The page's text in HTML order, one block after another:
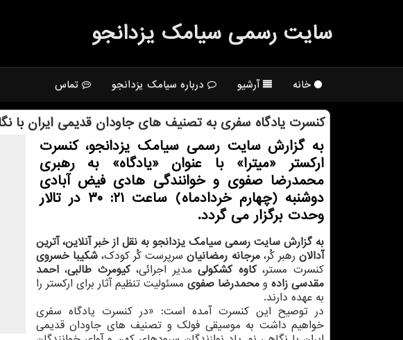
سایت رسمی سیامك یزدانجو
خانه آرشیو درباره سیامک یزدانجو تماس
کنسرت یادگاه سفری به تصنیف های جاودان قدیمی ایران با
به گزارش سایت رسمی سیامک یزدانجو، کنسرت
ارکستر «میترا» با عنوان «یادگاه» به رهبری
محمدرضا صفوی و خوانندگی هادی فیض آبادی
دوشنبه (چهارم خردادماه) ساعت ۲۱: ۳۰ در تالار
وحدت برگزار می گردد.
به گزارش سایت رسمی سیامک یزدانجو به نقل از خبر آنلاین، آترین
آدالانرهبر کُر،مرجانه رمضانیانسرپرست کُر کودک،شکیبا خسروی
کنسرت مستر،کاوه کشکولی مدیر اجرائی،کیومرث طالبی،احمد
مقدسی زاده و محمدرضا صفوی مسئولیت تنظیم آثار برای ارکستر را
به عهده دارند.
در توصیح این کنسرت آمده است: «در کنسرت یادگاه سفری
خواهیم داشت به موسیقی فولک و تصنیف های جاودان قدیمی